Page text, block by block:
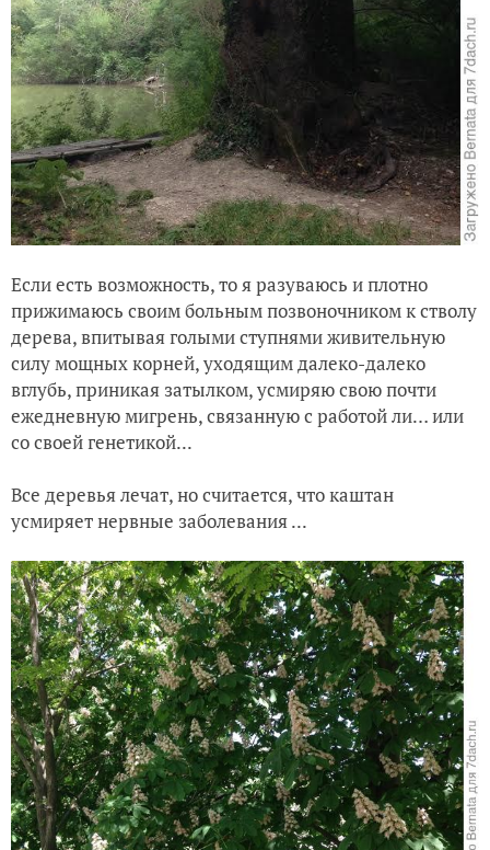
Если есть возможность, то я разуваюсь и плотно
прижимаюсь своим больным позвоночником к стволу
дерева, впитывая голыми ступнями живительную
силу мощных корней, уходящим далеко-далеко
вглубь, приникая затылком, усмиряю свою почти
ежедневную мигрень, связанную с работой ли… или
со своей генетикой...
Все деревья лечат, но считается, что каштан
усмиряет нервные заболевания ...